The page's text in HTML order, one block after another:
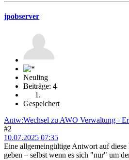
jpobserver
Neuling
Beiträge: 4
Gespeichert
Antw:Wechsel zu AWO Verwaltung -
#2
10.07.2025 07:35
Eine allgemeingültige Antwort auf diese
geben – selbst wenn es sich "nur" um